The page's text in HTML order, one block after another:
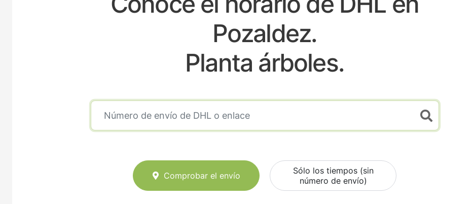
Pozaldez.
Planta árboles.
Comprobar el envío
Sólo los tiempos (sin
número de envío)